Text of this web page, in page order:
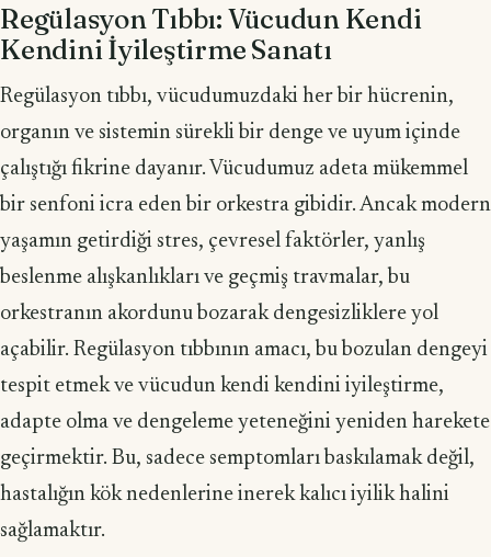
Regülasyon Tıbbı: Vücudun Kendi
Kendini İyileştirme Sanatı
Regülasyon tıbbı, vücudumuzdaki her bir hücrenin,
organın ve sistemin sürekli bir denge ve uyum içinde
çalıştığı fikrine dayanır. Vücudumuz adeta mükemmel
bir senfoni icra eden bir orkestra gibidir. Ancak modern
yaşamın getirdiği stres, çevresel faktörler, yanlış
beslenme alışkanlıkları ve geçmiş travmalar, bu
orkestranın akordunu bozarak dengesizliklere yol
açabilir. Regülasyon tıbbının amacı, bu bozulan dengeyi
tespit etmek ve vücudun kendi kendini iyileştirme,
adapte olma ve dengeleme yeteneğini yeniden harekete
geçirmektir. Bu, sadece semptomları baskılamak değil,
hastalığın kök nedenlerine inerek kalıcı iyilik halini
sağlamaktır.